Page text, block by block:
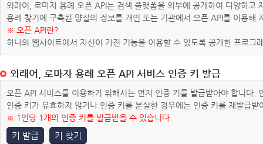
외래어, 로마자 용례 오픈 API는 검색 플랫폼을 외부에 공개하여 다양하
용례 찾기에 구축된 양질의 정보를 개인 또는 기관에서 오픈 API를 이용해
※ 오픈 API란?
하나의 웹사이트에서 자신이 가진 기능을 이용할 수 있도록 공개한 프로그
외래어, 로마자 용례 오픈 API 서비스 인증 키 발급
오픈 API 서비스를 이용하기 위해서는 먼저 인증 키를 발급받아야 합니다
인증 키가 유효하지 않거나 인증 키를 분실한 경우에는 인증 키를 재발급받
※ 1인당 1개의 인증 키를 발급받을 수 있습니다.
키 발급 키 찾기